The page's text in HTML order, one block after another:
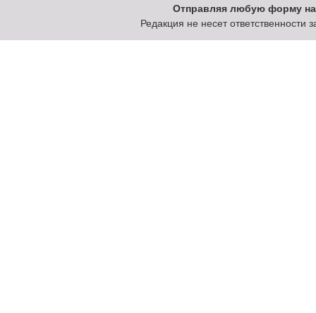
Отправляя любую форму на
Редакция не несет